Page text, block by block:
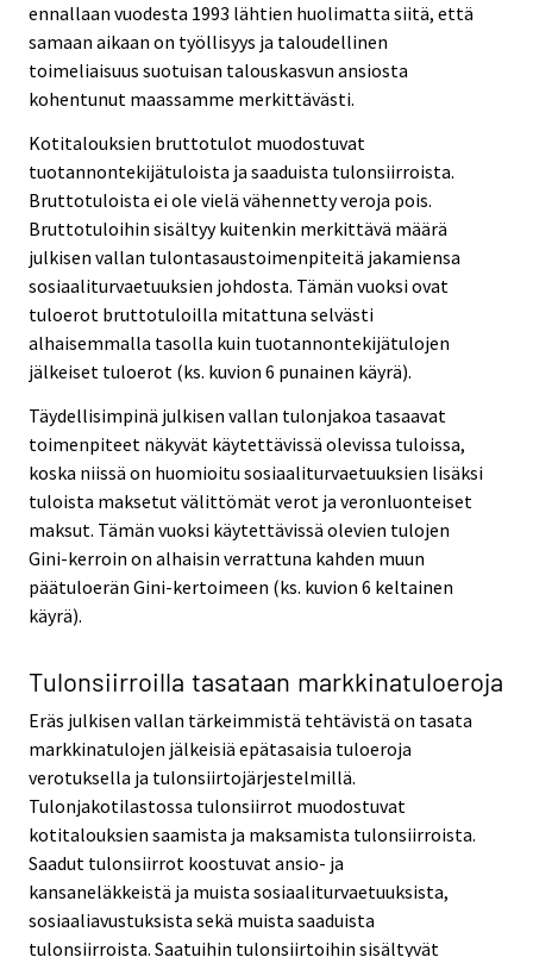
ennallaan vuodesta 1993 lähtien huolimatta siitä, että
samaan aikaan on työllisyys ja taloudellinen
toimeliaisuus suotuisan talouskasvun ansiosta
kohentunut maassamme merkittävästi.
Kotitalouksien bruttotulot muodostuvat
tuotannontekijätuloista ja saaduista tulonsiirroista.
Bruttotuloista ei ole vielä vähennetty veroja pois.
Bruttotuloihin sisältyy kuitenkin merkittävä määrä
julkisen vallan tulontasaustoimenpiteitä jakamiensa
sosiaaliturvaetuuksien johdosta. Tämän vuoksi ovat
tuloerot bruttotuloilla mitattuna selvästi
alhaisemmalla tasolla kuin tuotannontekijätulojen
jälkeiset tuloerot (ks. kuvion 6 punainen käyrä).
Täydellisimpinä julkisen vallan tulonjakoa tasaavat
toimenpiteet näkyvät käytettävissä olevissa tuloissa,
koska niissä on huomioitu sosiaaliturvaetuuksien lisäksi
tuloista maksetut välittömät verot ja veronluonteiset
maksut. Tämän vuoksi käytettävissä olevien tulojen
Gini-kerroin on alhaisin verrattuna kahden muun
päätuloerän Gini-kertoimeen (ks. kuvion 6 keltainen
käyrä).
Tulonsiirroilla tasataan markkinatuloeroja
Eräs julkisen vallan tärkeimmistä tehtävistä on tasata
markkinatulojen jälkeisiä epätasaisia tuloeroja
verotuksella ja tulonsiirtojärjestelmillä.
Tulonjakotilastossa tulonsiirrot muodostuvat
kotitalouksien saamista ja maksamista tulonsiirroista.
Saadut tulonsiirrot koostuvat ansio- ja
kansaneläkkeistä ja muista sosiaaliturvaetuuksista,
sosiaaliavustuksista sekä muista saaduista
tulonsiirroista. Saatuihin tulonsiirtoihin sisältyvät